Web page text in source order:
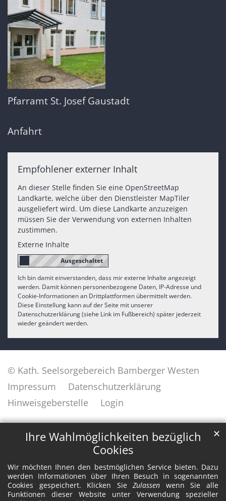
Ihre Wahlmöglichkeiten bezüglich
Cookies
Wir möchten Ihnen den bestmöglichen Service bieten. Dazu
werden Informationen über Ihren Besuch in sogenannten
Cookies gespeichert. Klicken SieZulassen wenn Sie alle
Funktionen dieser Website unter Verwendung spezieller
✕
Pfarramt St. Josef Gaustadt
Anfahrt
Empfohlener externer Inhalt
An dieser Stelle finden Sie eine OpenStreetMap
Landkarte, welche über den Dienstleister MapTiler
ausgeliefert wird. Um diese Landkarte anzuzeigen
müssen Sie der Verwendung von externen Inhalten
zustimmen.
Externe Inhalte
Ich bin damit einverstanden, dass mir externe Inhalte angezeigt
werden. Damit können personenbezogene Daten, IP-Adresse und
Cookie-Informationen an Drittplattformen übermittelt werden.
Diese Einstellung kann auf der Seite mit unserer
Datenschutzerklärung (siehe Link im Fußbereich) später jederzeit
wieder geändert werden.
© Kath. Seelsorgebereich Bamberger Westen
Impressum
Datenschutzerklärung
Hinweisgeberstelle
Login